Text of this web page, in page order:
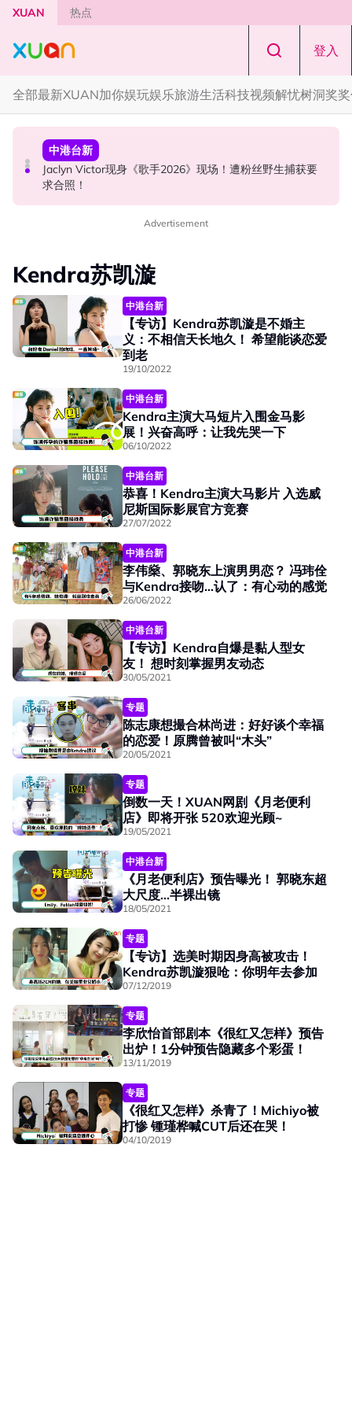
Skip to main content
XUAN 热点
登入
全部最新XUAN加你娱玩娱乐旅游生活科技视频解忧树洞奖
中港台新
中国《歌手2026》 “歌王之战” 成绩出炉！胡彦斌夺得歌王
宝座！
国际星闻
YG大楼遭女粉持高尔夫球杆猛砸！BLACKPINK 10周年最
新进展曝光！
中港台新
Jaclyn Victor现身《歌手2026》现场！遭粉丝野生捕获要
求合照！
Advertisement
Kendra苏凯漩
中港台新
【专访】Kendra苏凯漩是不婚主
义：不相信天长地久！ 希望能谈恋爱
到老
19/10/2022
中港台新
Kendra主演大马短片入围金马影
展！兴奋高呼：让我先哭一下
06/10/2022
中港台新
恭喜！Kendra主演大马影片 入选威
尼斯国际影展官方竞赛
27/07/2022
中港台新
李伟燊、郭晓东上演男男恋？ 冯玮佺
与Kendra接吻...认了：有心动的感觉
26/06/2022
中港台新
【专访】Kendra自爆是黏人型女
友！ 想时刻掌握男友动态
30/05/2021
专题
陈志康想撮合林尚进：好好谈个幸福
的恋爱！原腾曾被叫“木头”
20/05/2021
专题
倒数一天！XUAN网剧《月老便利
店》即将开张 520欢迎光顾~
19/05/2021
中港台新
《月老便利店》预告曝光！ 郭晓东超
大尺度...半裸出镜
18/05/2021
专题
【专访】选美时期因身高被攻击！
Kendra苏凯漩狠呛：你明年去参加
07/12/2019
专题
李欣怡首部剧本《很红又怎样》预告
出炉！1分钟预告隐藏多个彩蛋！
13/11/2019
专题
《很红又怎样》杀青了！Michiyo被
打惨 锺瑾桦喊CUT后还在哭！
04/10/2019